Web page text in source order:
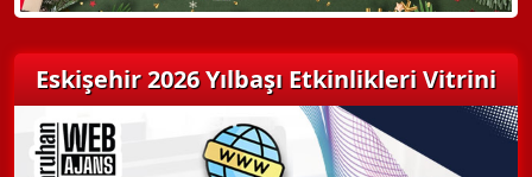
Eskişehir 2026 Yılbaşı Etkinlikleri Vitrini